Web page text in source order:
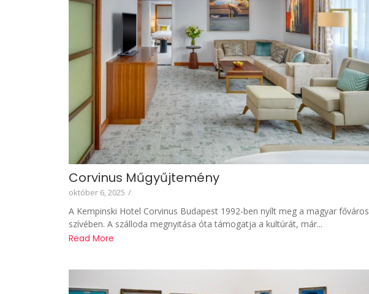
Corvinus Műgyűjtemény
október 6, 2025 /
A Kempinski Hotel Corvinus Budapest 1992-ben nyílt meg a magyar főváros
szívében. A szálloda megnyitása óta támogatja a kultúrát, már...
Read More